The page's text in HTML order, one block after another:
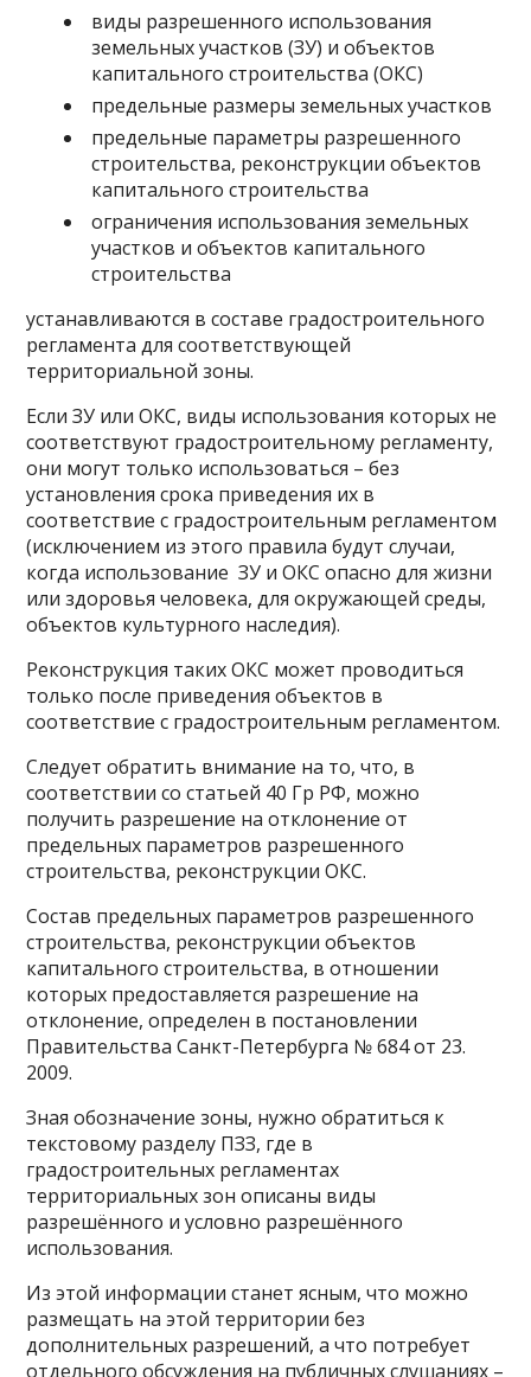
виды разрешенного использования
земельных участков (ЗУ) и объектов
капитального строительства (ОКС)
предельные размеры земельных участков
предельные параметры разрешенного
строительства, реконструкции объектов
капитального строительства
ограничения использования земельных
участков и объектов капитального
строительства
устанавливаются в составе градостроительного
регламента для соответствующей
территориальной зоны.
Если ЗУ или ОКС, виды использования которых не
соответствуют градостроительному регламенту,
они могут только использоваться – без
установления срока приведения их в
соответствие с градостроительным регламентом
(исключением из этого правила будут случаи,
когда использование ЗУ и ОКС опасно для жизни
или здоровья человека, для окружающей среды,
объектов культурного наследия).
Реконструкция таких ОКС может проводиться
только после приведения объектов в
соответствие с градостроительным регламентом.
Следует обратить внимание на то, что, в
соответствии со статьей 40 Гр РФ, можно
получить разрешение на отклонение от
предельных параметров разрешенного
строительства, реконструкции ОКС.
Состав предельных параметров разрешенного
строительства, реконструкции объектов
капитального строительства, в отношении
которых предоставляется разрешение на
отклонение, определен в постановлении
Правительства Санкт-Петербурга № 684 от 23.
2009.
Зная обозначение зоны, нужно обратиться к
текстовому разделу ПЗЗ, где в
градостроительных регламентах
территориальных зон описаны виды
разрешённого и условно разрешённого
использования.
Из этой информации станет ясным, что можно
размещать на этой территории без
дополнительных разрешений, а что потребует
отдельного обсуждения на публичных слушаниях –